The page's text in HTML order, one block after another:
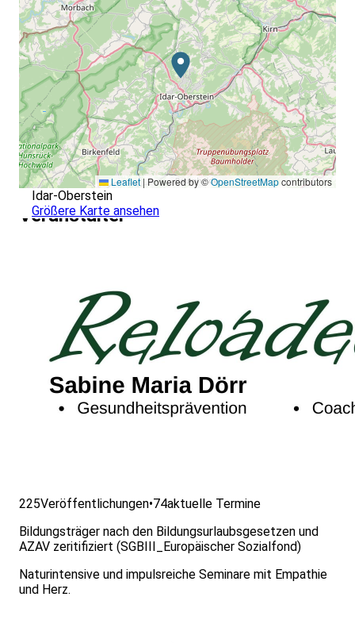
Leaflet | Powered by ©OpenStreetMapcontributors
Idar-Oberstein
Größere Karte ansehen
Veranstalter
225Veröffentlichungen•74aktuelle Termine
Bildungsträger nach den Bildungsurlaubsgesetzen und
AZAV zeritifiziert (SGBIII_Europäischer Sozialfond)
Naturintensive und impulsreiche Seminare mit Empathie
und Herz.